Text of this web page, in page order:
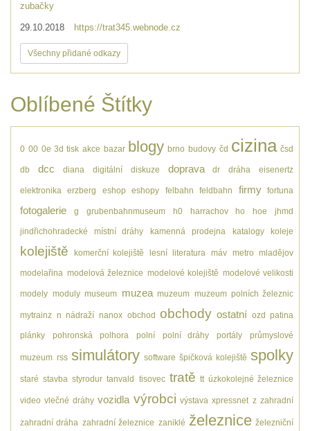
zubačky
29.10.2018 https://trat345.webnode.cz
Všechny přidané odkazy
Oblíbené Štítky
0 00 0e 3d tisk akce bazar blogy brno budovy čd cizina čsd
db dcc diana digitální diskuze doprava dr dráha eisenertz
elektronika erzberg eshop eshopy felbahn feldbahn firmy fortuna
fotogalerie g grubenbahnmuseum h0 harrachov ho hoe jhmd
jindřichohradecké místní dráhy kamenná prodejna katalogy koleje
kolejiště komerční kolejiště lesní literatura máv metro mladějov
modelařina modelová železnice modelové kolejiště modelové velikosti
modely moduly museum muzea muzeum muzeum polních železnic
mytrainz n nádraží nanox obchod obchody ostatní ozd patina
plánky pohronská polhora polní polní dráhy portály průmyslové
muzeum rss simulátory software špičková kolejiště spolky
staré stavba styrodur tanvald tisovec tratě tt úzkokolejné železnice
video vlečné dráhy vozidla výrobci výstava xpressnet z zahradní
zahradní dráha zahradní železnice zaniklé železnice železniční